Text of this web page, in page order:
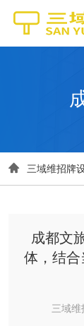
 三域维招牌
成都文
体，结
三域